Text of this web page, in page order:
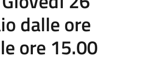
dalle ore
ore 15.00